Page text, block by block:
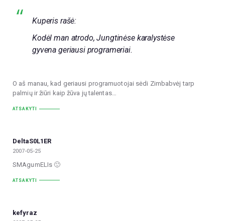
Kuperis rašė:
Kodėl man atrodo, Jungtinėse karalystėse
gyvena geriausi programeriai.
O aš manau, kad geriausi programuotojai sėdi Zimbabvėj tarp
palmių ir žiūri kaip žūva jų talentas…
ATSAKYTI
DeltaS0L1ER
2007-05-25
SMAgumELIs 🙂
ATSAKYTI
kefyraz